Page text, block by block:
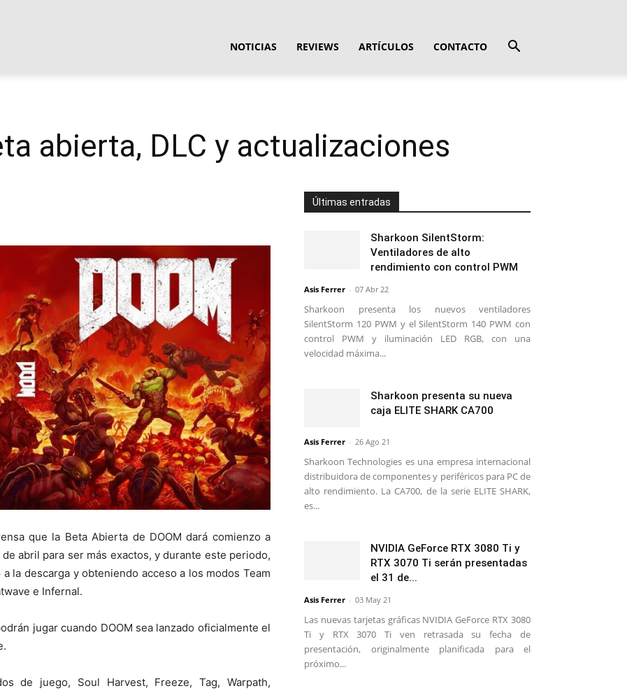
NOTICIAS REVIEWS ARTÍCULOS CONTACTO
abierta, DLC y actualizaciones
que la Beta Abierta de DOOM dará comienzo a
abril para ser más exactos, y durante este periodo,
la descarga y obteniendo acceso a los modos Team
e Infernal.
jugar cuando DOOM sea lanzado oficialmente el
de juego, Soul Harvest, Freeze, Tag, Warpath,
Últimas entradas
Sharkoon SilentStorm:
Ventiladores de alto
rendimiento con control PWM
Asis Ferrer - 07 Abr 22
Sharkoon presenta los nuevos ventiladores
SilentStorm 120 PWM y el SilentStorm 140 PWM con
control PWM y iluminación LED RGB, con una
velocidad máxima...
Sharkoon presenta su nueva
caja ELITE SHARK CA700
Asis Ferrer - 26 Ago 21
Sharkoon Technologies es una empresa internacional
distribuidora de componentes y periféricos para PC de
alto rendimiento. La CA700, de la serie ELITE SHARK,
es...
NVIDIA GeForce RTX 3080 Ti y
RTX 3070 Ti serán presentadas
el 31 de...
Asis Ferrer - 03 May 21
Las nuevas tarjetas gráficas NVIDIA GeForce RTX 3080
Ti y RTX 3070 Ti ven retrasada su fecha de
presentación, originalmente planificada para el
próximo...